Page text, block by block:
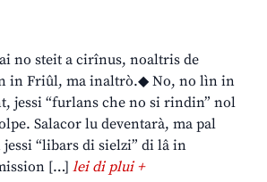
no steit a cirînus, noaltris de
in Friûl, ma inaltrò.◆ No, no lìn in
jessi “furlans che no si rindin” nol
Salacor lu deventarà, ma pal
“libars di sielzi” di lâ in
[…] lei di plui +